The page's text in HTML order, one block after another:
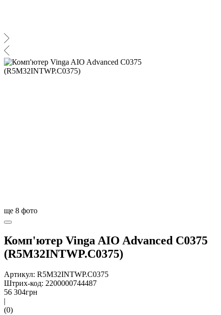
ще 8 фото
Комп'ютер Vinga AIO Advanced C0375
(R5M32INTWP.C0375)
Артикул: R5M32INTWP.C0375
Штрих-код: 2200000744487
56 304грн
(0)